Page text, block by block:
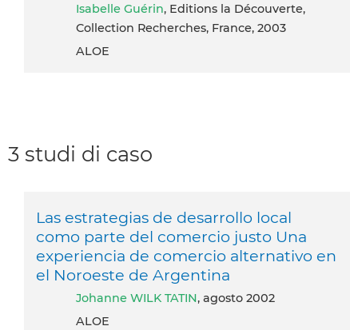
Isabelle Guérin, Editions la Découverte,
Collection Recherches, France, 2003
ALOE
3 studi di caso
Las estrategias de desarrollo local
como parte del comercio justo Una
experiencia de comercio alternativo en
el Noroeste de Argentina
Johanne WILK TATIN, agosto 2002
ALOE